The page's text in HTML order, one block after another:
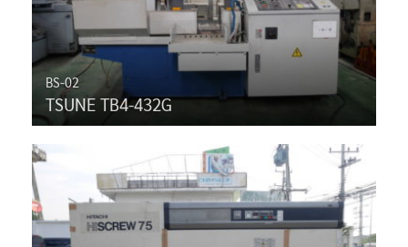
BS-02
TSUNE TB4-432G